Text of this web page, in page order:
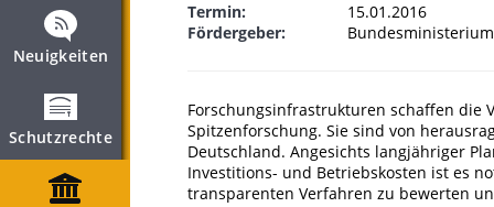
Neuigkeiten
Schutzrechte
Termin:
15.01.2016
Fördergeber:
Forschungsinfrastrukturen schaffen die
Spitzenforschung. Sie sind von
Deutschland. Angesichts langjähriger
Investitions- und Betriebskosten ist es
transparenten Verfahren zu bewerten